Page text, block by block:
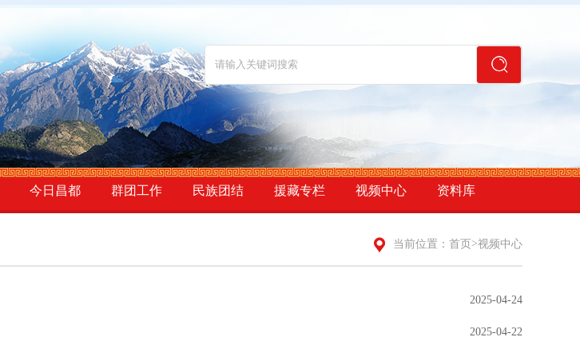
今日昌都 群团工作 民族团结 援藏专栏 视频中心 资料库
当前位置： 首页 >视频中心
2025-04-24
2025-04-22